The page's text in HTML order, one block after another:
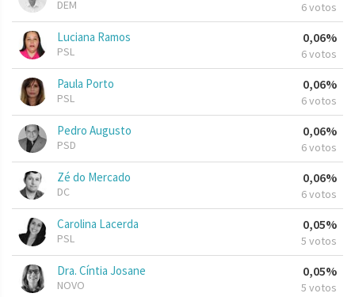
DEM 6 votos
Luciana Ramos
PSL
0,06%
6 votos
Paula Porto
PSL
0,06%
6 votos
Pedro Augusto
PSD
0,06%
6 votos
Zé do Mercado
DC
0,06%
6 votos
Carolina Lacerda
PSL
0,05%
5 votos
Dra. Cíntia Josane
NOVO
0,05%
5 votos